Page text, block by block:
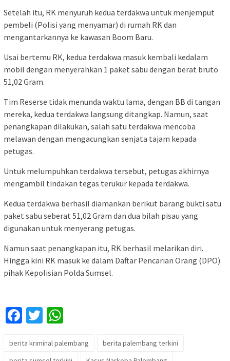
Setelah itu, RK menyuruh kedua terdakwa untuk menjemput
pembeli (Polisi yang menyamar) di rumah RK dan
mengantarkannya ke kawasan Boom Baru.
Usai bertemu RK, kedua terdakwa masuk kembali kedalam
mobil dengan menyerahkan 1 paket sabu dengan berat bruto
51,02 Gram.
Tim Reserse tidak menunda waktu lama, dengan BB di tangan
mereka, kedua terdakwa langsung ditangkap. Namun, saat
penangkapan dilakukan, salah satu terdakwa mencoba
melawan dengan mengacungkan senjata tajam kepada
petugas.
Untuk melumpuhkan terdakwa tersebut, petugas akhirnya
mengambil tindakan tegas terukur kepada terdakwa.
Kedua terdakwa berhasil diamankan berikut barang bukti satu
paket sabu seberat 51,02 Gram dan dua bilah pisau yang
digunakan untuk menyerang petugas.
Namun saat penangkapan itu, RK berhasil melarikan diri.
Hingga kini RK masuk ke dalam Daftar Pencarian Orang (DPO)
pihak Kepolisian Polda Sumsel.
Facebook
Twitter
berita kriminal palembang
berita palembang terkini